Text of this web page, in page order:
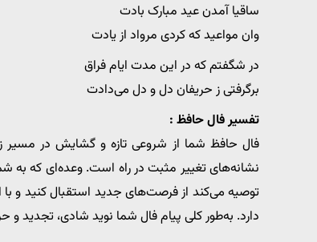
ساقیا آمدن عید مبارک بادت
وان مواعید که کردی مرواد از یادت
در شگفتم که در این مدت ایام فراق
برگرفتی ز حریفان دل و دل می‌دادت
تفسیر فال حافظ :
فال حافظ شما از شروعی تازه و گشایش در مسیر
نشانه‌های تغییر مثبت در راه است. وعده‌ای که به
توصیه می‌کند از فرصت‌های جدید استقبال کنید و با
دارد. به‌طور کلی پیام فال شما نوید شادی، تجدید